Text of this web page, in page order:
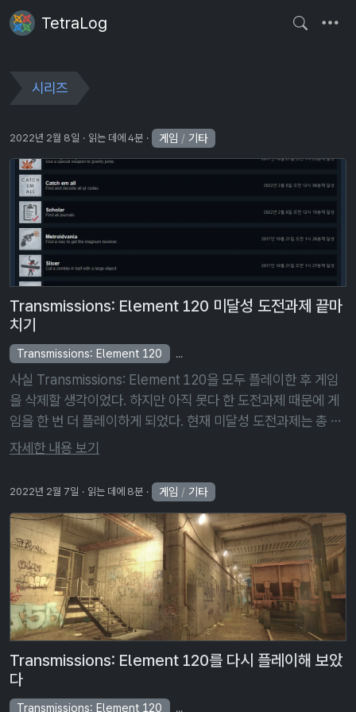
TetraLog
시리즈
2022년 2월 8일 읽는 데에 4분 게임 / 기타
Transmissions: Element 120 미달성 도전과제 끝마
치기
Transmissions: Element 120
사실 Transmissions: Element 120을 모두 플레이한 후 게임
을 삭제할 생각이었다. 하지만 아직 못다 한 도전과제 때문에 게
임을 한 번 더 플레이하게 되었다. 현재 미달성 도전과제는 총 네
가지가 있다. Scholar : 저널 4개 모두 찾기 Catch …
자세한 내용 보기
2022년 2월 7일 읽는 데에 8분 게임 / 기타
Transmissions: Element 120를 다시 플레이해 보았
다
Transmissions: Element 120